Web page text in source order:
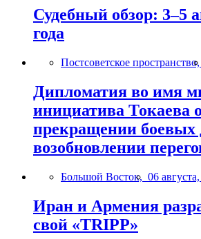
Судебный обзор: 3–5
года
Постсоветское пространство,
Дипломатия во имя
инициатива Токаева о
прекращении боевых
возобновлении
Большой Восток, 06
Иран и Армения
свой «TRIPP»